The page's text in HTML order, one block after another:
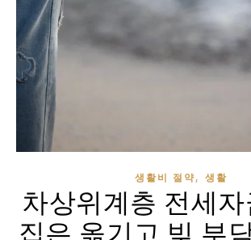
생활비 절약, 생활
차상위계층 전세자
집은 옮기고 빚 부